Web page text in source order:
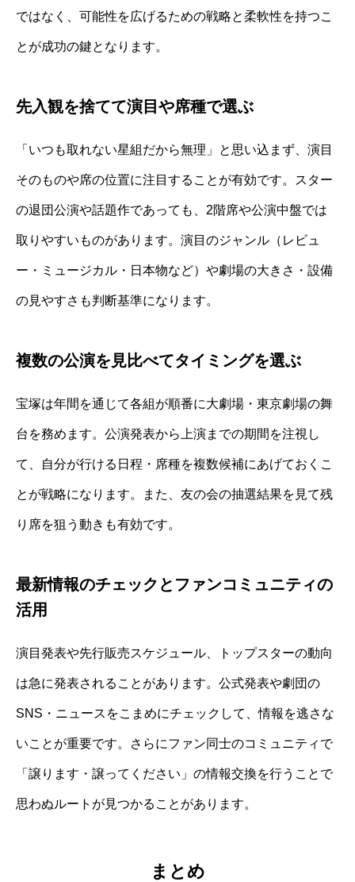
ではなく、可能性を広げるための戦略と柔軟性を持つこ
とが成功の鍵となります。
先入観を捨てて演目や席種で選ぶ
「いつも取れない星組だから無理」と思い込まず、演目
そのものや席の位置に注目することが有効です。スター
の退団公演や話題作であっても、2階席や公演中盤では
取りやすいものがあります。演目のジャンル（レビュ
ー・ミュージカル・日本物など）や劇場の大きさ・設備
の見やすさも判断基準になります。
複数の公演を見比べてタイミングを選ぶ
宝塚は年間を通じて各組が順番に大劇場・東京劇場の舞
台を務めます。公演発表から上演までの期間を注視し
て、自分が行ける日程・席種を複数候補にあげておくこ
とが戦略になります。また、友の会の抽選結果を見て残
り席を狙う動きも有効です。
最新情報のチェックとファンコミュニティの
活用
演目発表や先行販売スケジュール、トップスターの動向
は急に発表されることがあります。公式発表や劇団の
SNS・ニュースをこまめにチェックして、情報を逃さな
いことが重要です。さらにファン同士のコミュニティで
「譲ります・譲ってください」の情報交換を行うことで
思わぬルートが見つかることがあります。
まとめ